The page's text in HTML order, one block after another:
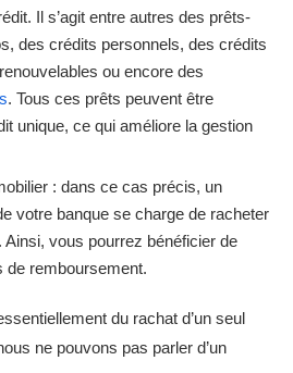
Il s’agit entre autres des prêts-
des crédits personnels, des crédits
ou encore des
. Tous ces prêts peuvent être
unique, ce qui améliore la gestion
: dans ce cas précis, un
votre banque se charge de racheter
Ainsi, vous pourrez bénéficier de
de remboursement.
du rachat d’un seul
ne pouvons pas parler d’un